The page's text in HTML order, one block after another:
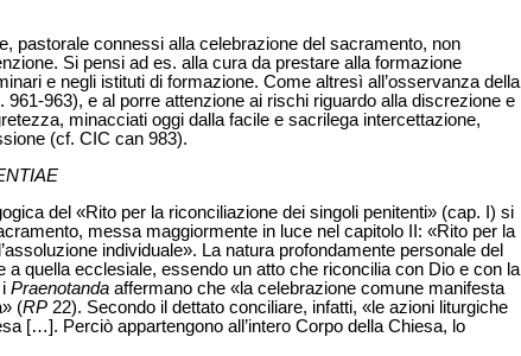
pastorale connessi alla celebrazione del sacramento, non
Si pensi ad es. alla cura da prestare alla formazione
e negli istituti di formazione. Come altresì all’osservanza della
963), e al porre attenzione ai rischi riguardo alla discrezione e
minacciati oggi dalla facile e sacrilega intercettazione,
(cf. CIC can 983).
del «Rito per la riconciliazione dei singoli penitenti» (cap. I) si
messa maggiormente in luce nel capitolo II: «Rito per la
individuale». La natura profondamente personale del
quella ecclesiale, essendo un atto che riconcilia con Dio e con la
Praenotanda affermano che «la celebrazione comune manifesta
(RP 22). Secondo il dettato conciliare, infatti, «le azioni liturgiche
[…]. Perciò appartengono all’intero Corpo della Chiesa, lo